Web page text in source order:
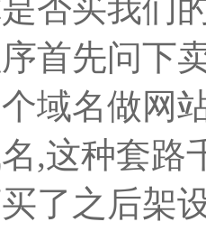
否买我们
首先问下
域名做网
,这种套路
了之后架